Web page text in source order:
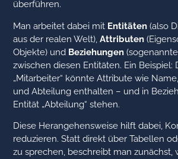
überführen.
Man arbeitet dabei mit Entitäten (also
aus der realen Welt),Attributen
Objekte) und Beziehungen
zwischen diesen Entitäten. Ein Beispiel:
„Mitarbeiter“ könnte Attribute wie
und Abteilung enthalten – und in
Entität „Abteilung“ stehen.
Diese Herangehensweise hilft dabei,
reduzieren. Statt direkt über Tabellen
zu sprechen, beschreibt man zunächst,